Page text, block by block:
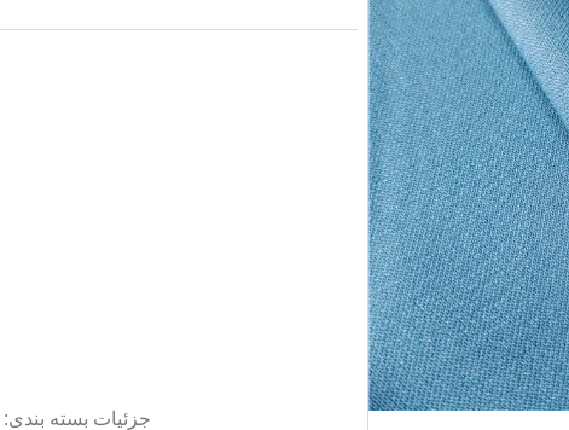
جزئیات بسته بندی: